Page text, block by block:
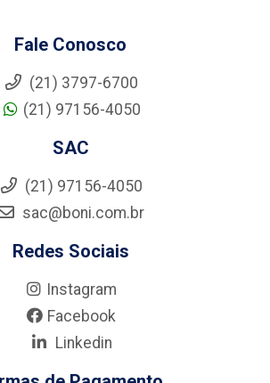
Fale Conosco
(21) 3797-6700
(21) 97156-4050
SAC
(21) 97156-4050
sac@boni.com.br
Redes Sociais
Instagram
Facebook
Linkedin